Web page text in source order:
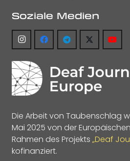
Soziale Medien
Die Arbeit von Taubenschlag
Mai 2025 von der
Rahmen des Projekts „Deaf
kofinanziert.